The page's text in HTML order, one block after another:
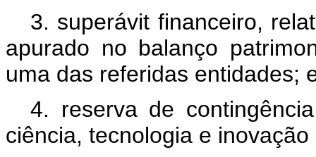
3. superávit financeiro,
apurado no balanço
uma das referidas entidades;
4. reserva de
ciência, tecnologia e